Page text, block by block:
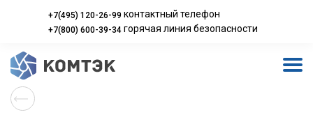
+7(495) 120-26-99 контактный телефон
+7(800) 600-39-34 горячая линия безопасности